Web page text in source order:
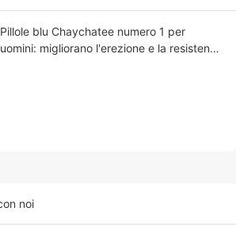
Pillole blu Chaychatee numero 1 per
uomini: migliorano l'erezione e la resistenza
noi